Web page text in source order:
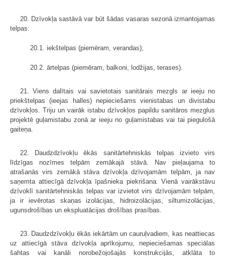
20. Dzīvokļa sastāvā var būt šādas vasaras sezonā izmantojamas
telpas:
20.1. iekštelpas (piemēram, verandas);
20.2. ārtelpas (piemēram, balkoni, lodžijas, terases).
21. Viens dalītais vai savietotais sanitārais mezgls ar ieeju no
priekštelpas (ieejas halles) nepieciešams vienistabas un divistabu
dzīvokļos. Triju un vairāk istabu dzīvokļos papildu sanitāros mezglus
projektē guļamistabu zonā ar ieeju no guļamistabas vai tai piegulošā
gaiteņa.
22. Daudzdzīvokļu ēkās sanitārtehniskās telpas izvieto virs
līdzīgas nozīmes telpām zemākajā stāvā. Nav pieļaujama to
atrašanās virs zemākā stāva dzīvokļa dzīvojamām telpām, ja nav
saņemta attiecīgā dzīvokļa īpašnieka piekrišana. Vienā vairākstāvu
dzīvoklī sanitārtehniskās telpas var izvietot virs dzīvojamām telpām,
ja ir ievērotas skaņas izolācijas, hidroizolācijas, siltumizolācijas,
ugunsdrošības un ekspluatācijas drošības prasības.
23. Daudzdzīvokļu ēkās iekārtām un cauruļvadiem, kas neattiecas
uz attiecīgā stāva dzīvokļa aprīkojumu, nepieciešamas speciālas
šahtas vai kanāli norobežojošajās konstrukcijās, atklāta to